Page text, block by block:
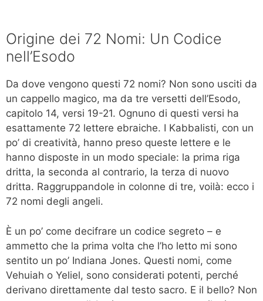
Origine dei 72 Nomi: Un Codice
nell’Esodo
Da dove vengono questi 72 nomi? Non sono usciti da
un cappello magico, ma da tre versetti dell’Esodo,
capitolo 14, versi 19-21. Ognuno di questi versi ha
esattamente 72 lettere ebraiche. I Kabbalisti, con un
po’ di creatività, hanno preso queste lettere e le
hanno disposte in un modo speciale: la prima riga
dritta, la seconda al contrario, la terza di nuovo
dritta. Raggruppandole in colonne di tre, voilà: ecco i
72 nomi degli angeli.
È un po’ come decifrare un codice segreto – e
ammetto che la prima volta che l’ho letto mi sono
sentito un po’ Indiana Jones. Questi nomi, come
Vehuiah o Yeliel, sono considerati potenti, perché
derivano direttamente dal testo sacro. E il bello? Non